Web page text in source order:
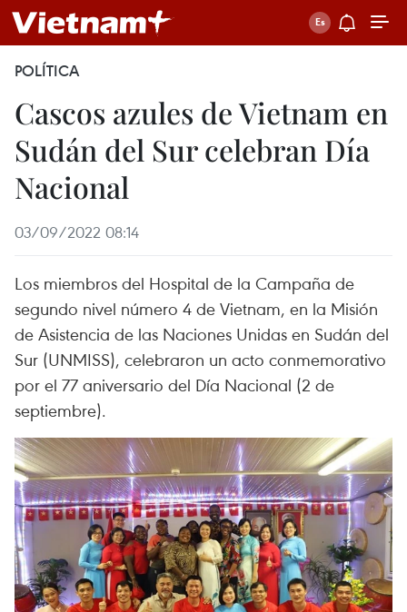
POLÍTICA
Cascos azules de Vietnam en
Sudán del Sur celebran Día
Nacional
03/09/2022 08:14
Los miembros del Hospital de la Campaña de
segundo nivel número 4 de Vietnam, en la Misión
de Asistencia de las Naciones Unidas en Sudán del
Sur (UNMISS), celebraron un acto conmemorativo
por el 77 aniversario del Día Nacional (2 de
septiembre).